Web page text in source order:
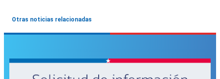
Otras noticias relacionadas